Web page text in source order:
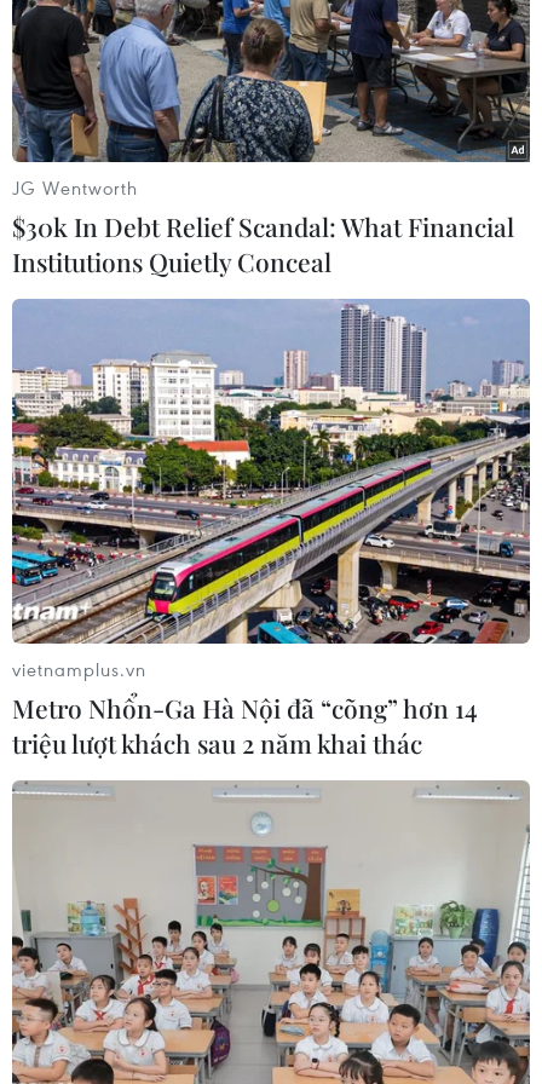
#Học bổng #Khuyến học
#Hội Khuyến học Việt Nam
#Học tập suốt đời
Theo dõi VietnamPlus
TIN LIÊN QUAN
JG Wentworth
$30k In Debt Relief Scandal: What Financial
Institutions Quietly Conceal
vietnamplus.vn
Metro Nhổn-Ga Hà Nội đã “cõng” hơn 14
triệu lượt khách sau 2 năm khai thác